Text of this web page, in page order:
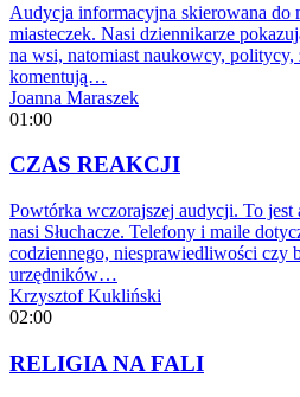
Audycja informacyjna skierowana do
miasteczek. Nasi dziennikarze
na wsi, natomiast naukowcy,
komentują…
Joanna Maraszek
01:00
CZAS REAKCJI
Powtórka wczorajszej audycji. To jest
nasi Słuchacze. Telefony i maile
codziennego, niesprawiedliwości czy
urzędników…
Krzysztof Kukliński
02:00
RELIGIA NA FALI